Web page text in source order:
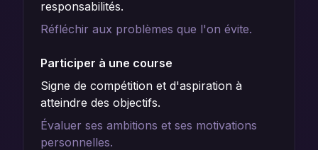
responsabilités.
Réfléchir aux problèmes que l'on évite.
Participer à une course
Signe de compétition et d'aspiration à
atteindre des objectifs.
Évaluer ses ambitions et ses motivations
personnelles.